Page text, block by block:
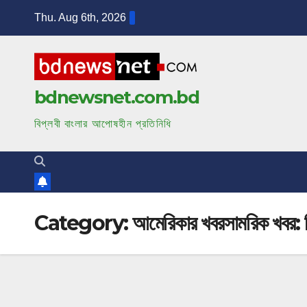
o
t
t
Thu. Aug 6th, 2026
bdnewsnet.com.bd
বিপ্লবী বাংলার আপোষহীন প্রতিনিধি
Category:আমেরিকার খবরসামরিক